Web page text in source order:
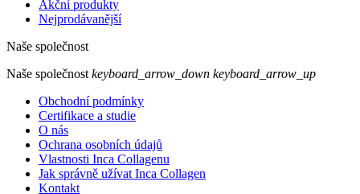
Akční produkty
Nejprodávanější
Naše společnost
Naše společnost keyboard_arrow_down keyboard_arrow_up
Obchodní podmínky
Certifikace a studie
O nás
Ochrana osobních údajů
Vlastnosti Inca Collagenu
Jak správně užívat Inca Collagen
Kontakt